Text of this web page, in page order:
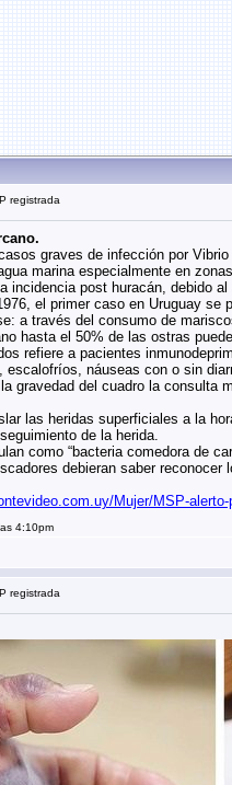
registrada
graves de infección por
marina especialmente en
incidencia post huracán, debido
el primer caso en Uruguay
a través del consumo de
hasta el 50% de las ostras
refiere a pacientes
náuseas con o sin
gravedad del cuadro la
las heridas superficiales a la
de la herida.
como “bacteria comedora de
debieran saber
Mujer/MSP-
4:10pm
registrada